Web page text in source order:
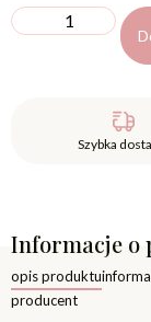
Szybka
Informacje o
opis produktu
producent